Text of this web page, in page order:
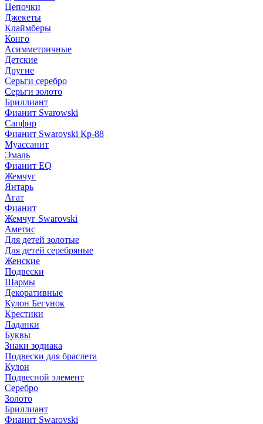
Цепочки
Джекеты
Клаймберы
Конго
Асимметричные
Детские
Другие
Серьги серебро
Серьги золото
Бриллиант
Фианит Svarowski
Сапфир
Фианит Swarovski Кр-88
Муассанит
Эмаль
Фианит EQ
Жемчуг
Янтарь
Агат
Фианит
Жемчуг Swarovski
Аметис
Для детей золотые
Для детей серебряные
Женские
Подвески
Шармы
Декоративные
Кулон Бегунок
Крестики
Ладанки
Буквы
Знаки зодиака
Подвески для браслета
Кулон
Подвесной элемент
Серебро
Золото
Бриллиант
Фианит Swarovski